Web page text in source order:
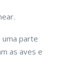
uma parte
as aves e